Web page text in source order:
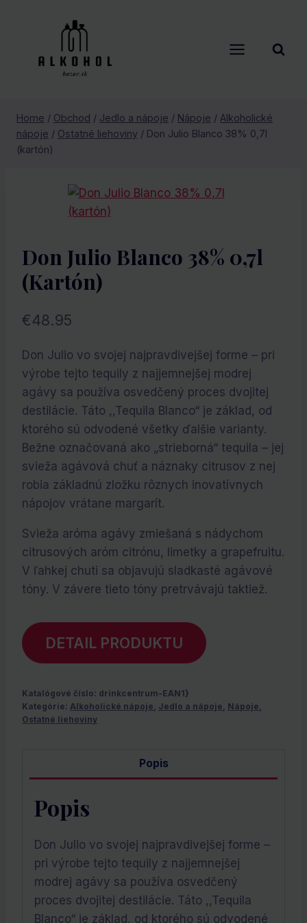
Home / Obchod / Jedlo a nápoje / Nápoje / Alkoholické
nápoje / Ostatné liehoviny / Don Julio Blanco 38% 0,7l
(kartón)
Don Julio Blanco 38% 0,7l
(kartón)
€48.95
Don Julio vo svojej najpravdivejšej forme – pri
výrobe tejto tequily z najjemnejšej modrej
agávy sa používa osvedčený proces dvojitej
destilácie. Táto ,,Tequila Blanco“ je základ, od
ktorého sú odvodené všetky ďalšie varianty.
Bežne označovaná ako „strieborná“ tequila – jej
svieža agávová chuť a náznaky citrusov z nej
robia základnú zložku rôznych inovatívnych
nápojov vrátane margarít.
Svieža aróma agávy zmiešaná s nádychom
citrusových aróm citrónu, limetky a grapefruitu.
V ľahkej chuti sa objavujú sladkasté agávové
tóny. V závere tieto tóny pretrvávajú taktiež.
DETAIL PRODUKTU
Katalógové číslo: drinkcentrum-EAN1}
Kategórie: Alkoholické nápoje, Jedlo a nápoje, Nápoje,
Ostatné liehoviny
Popis
Popis
Don Julio vo svojej najpravdivejšej forme –
pri výrobe tejto tequily z najjemnejšej
modrej agávy sa používa osvedčený
proces dvojitej destilácie. Táto ,,Tequila
Blanco“ je základ, od ktorého sú odvodené